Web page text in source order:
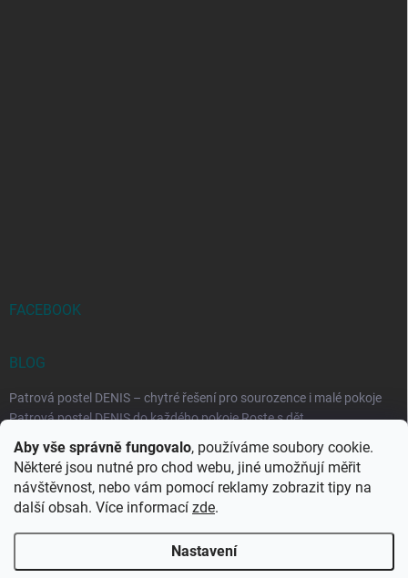
Aby vše správně fungovalo, používáme soubory cookie.
Některé jsou nutné pro chod webu, jiné umožňují měřit
návštěvnost, nebo vám pomocí reklamy zobrazit tipy na
další obsah. Více informací zde.
Nastavení
FACEBOOK
BLOG
Patrová postel DENIS – chytré řešení pro sourozence i malé pokoje
Patrová postel DENIS do každého pokoje Roste s dět...
Rozkládací postele RELAX – ideální řešení pro malé prostory i
každodenní spaní
Rozkládací postel, která se přizpůsobí vašemu živo...